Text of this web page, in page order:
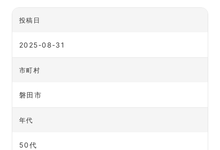
投稿日
2025-08-31
市町村
磐田市
年代
50代